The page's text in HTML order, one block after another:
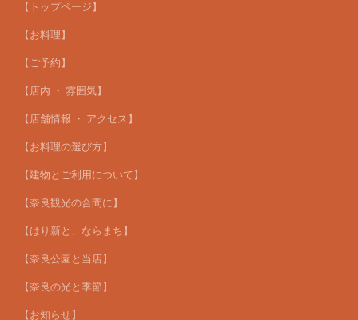
【トップページ】
【お料理】
【ご予約】
【店内 ・ 雰囲気】
【店舗情報 ・ アクセス】
【お料理の選び方】
【建物とご利用について】
【奈良観光の合間に】
【はり新と、ならまち】
【奈良公園と当店】
【奈良の光と季節】
【お知らせ】